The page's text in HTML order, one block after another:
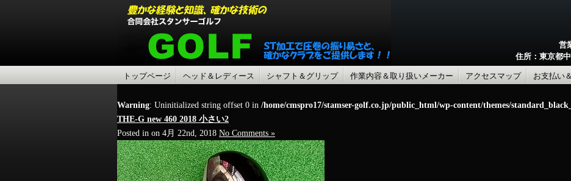
営
住所：東京都
トップページ ヘッド＆レディース シャフト＆グリップ 作業内容＆取り扱いメーカー アクセスマップ お支払い
Warning: Uninitialized string offset 0 in /home/cmspro17/stamser-golf.co.jp/public_html/wp-content/themes/
THE-G new 460 2018 小さい2
Posted in on 4月 22nd, 2018 No Comments »